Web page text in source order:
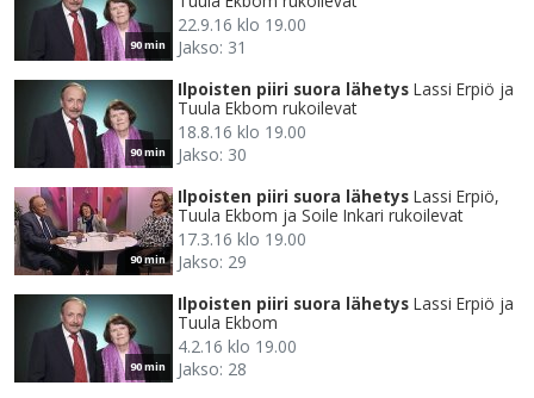
90 min
22.9.16 klo 19.00
Jakso: 31
90 min
Ilpoisten piiri suora lähetys Lassi Erpiö ja
Tuula Ekbom rukoilevat
18.8.16 klo 19.00
Jakso: 30
90 min
Ilpoisten piiri suora lähetys Lassi Erpiö,
Tuula Ekbom ja Soile Inkari rukoilevat
17.3.16 klo 19.00
Jakso: 29
90 min
Ilpoisten piiri suora lähetys Lassi Erpiö ja
Tuula Ekbom
4.2.16 klo 19.00
Jakso: 28